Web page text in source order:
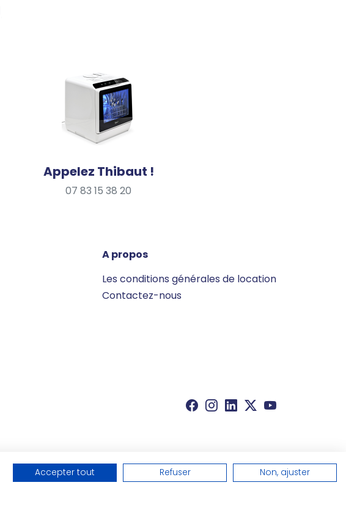
Appelez Thibaut !
07 83 15 38 20
A propos
Les conditions générales de location
Contactez-nous
Mentions légales
Politique de confidentialité
Accepter tout Refuser Non, ajuster